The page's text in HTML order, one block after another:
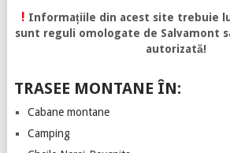
! Informațiile din acest site trebuie
sunt reguli omologate de Salvamont
autorizată!
TRASEE MONTANE ÎN:
Cabane montane
Camping